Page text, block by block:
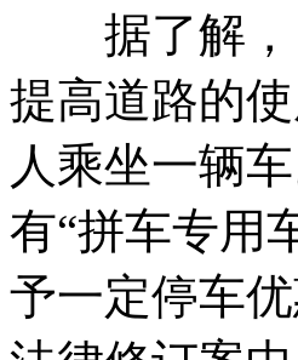
据了解，
提高道路的
人乘坐一辆
有“拼车专用
予一定停车